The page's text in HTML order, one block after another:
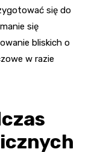
się do
się
bliskich o
w razie